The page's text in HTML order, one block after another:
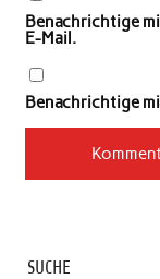
Benachrichtige
E-Mail.
Benachrichtige
SUCHE